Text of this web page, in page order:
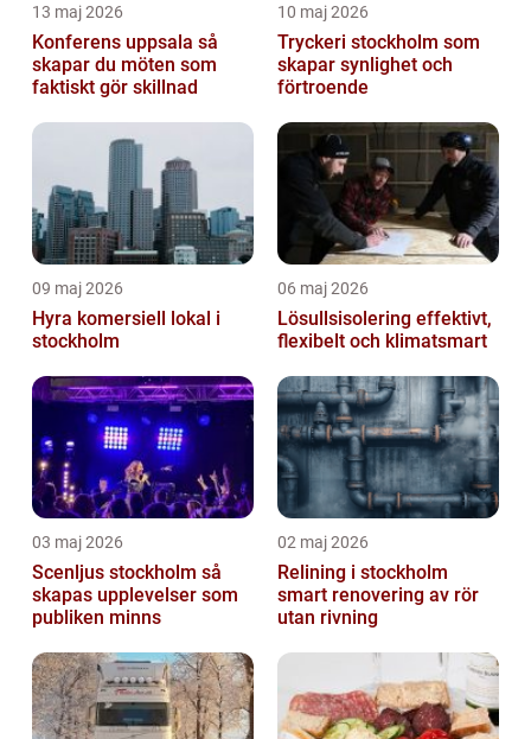
13 maj 2026
Konferens uppsala så
skapar du möten som
faktiskt gör skillnad
10 maj 2026
Tryckeri stockholm som
skapar synlighet och
förtroende
09 maj 2026
Hyra komersiell lokal i
stockholm
06 maj 2026
Lösullsisolering effektivt,
flexibelt och klimatsmart
03 maj 2026
Scenljus stockholm så
skapas upplevelser som
publiken minns
02 maj 2026
Relining i stockholm
smart renovering av rör
utan rivning